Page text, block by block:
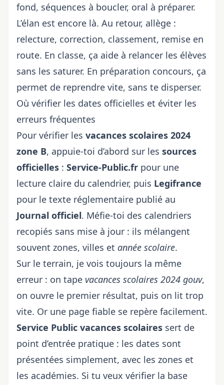
fond, séquences à boucler, oral à préparer.
L’élan est encore là. Au retour, allège :
relecture, correction, classement, remise en
route. En classe, ça aide à relancer les élèves
sans les saturer. En préparation concours, ça
permet de reprendre vite, sans te disperser.
Où vérifier les dates officielles et éviter les
erreurs fréquentes
Pour vérifier les vacances scolaires 2024
zone B, appuie-toi d’abord sur les sources
officielles : Service-Public.fr pour une
lecture claire du calendrier, puis Legifrance
pour le texte réglementaire publié au
Journal officiel. Méfie-toi des calendriers
recopiés sans mise à jour : ils mélangent
souvent zones, villes et année scolaire.
Sur le terrain, je vois toujours la même
erreur : on tape vacances scolaires 2024 gouv,
on ouvre le premier résultat, puis on lit trop
vite. Or une page fiable se repère facilement.
Service Public vacances scolaires sert de
point d’entrée pratique : les dates sont
présentées simplement, avec les zones et
les académies. Si tu veux vérifier la base